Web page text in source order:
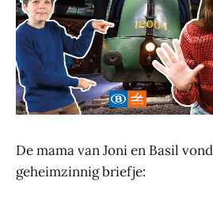
De mama van Joni en Basil
geheimzinnig briefje: